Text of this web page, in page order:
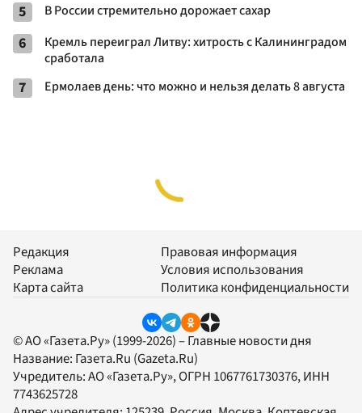
5 В России стремительно дорожает сахар
6
Кремль переиграл Литву: хитрость с Калининградом
сработала
7 Ермолаев день: что можно и нельзя делать 8 августа
Редакция
Реклама
Карта сайта
Правовая информация
Условия использования
Политика конфиденциальности
© АО «Газета.Ру» (1999-2026) – Главные новости дня
Название: Газета.Ru (Gazeta.Ru)
Учредитель:АО «Газета.Ру», ОГРН 1067761730376, ИНН
7743625728